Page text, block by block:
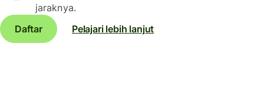
jaraknya.
Daftar
Pelajari lebih lanjut